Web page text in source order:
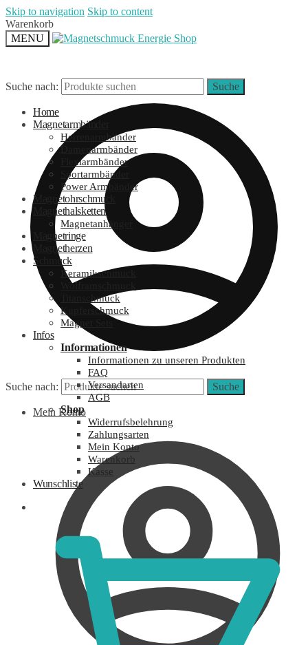
Skip to navigation Skip to content
Warenkorb
MENU
Suche nach: Suche
Mein Konto
Suche nach: Suche
Home
Magnetarmbänder
Herrenarmbänder
Damenarmbänder
Flexiarmbänder
Sportarmbänder
Power Armbänder
Magnetohrschmuck
Magnethalsketten
Magnetanhänger
Magnetringe
Magnetherzen
Schmuck
Keramikschmuck
Wolframschmuck
Titanschmuck
Kupferschmuck
Magnet Sets
Infos
Informationen
Informationen zu unseren Produkten
FAQ
Versandarten
AGB
Shop
Widerrufsbelehrung
Zahlungsarten
Mein Konto
Warenkorb
Kasse
Wunschliste